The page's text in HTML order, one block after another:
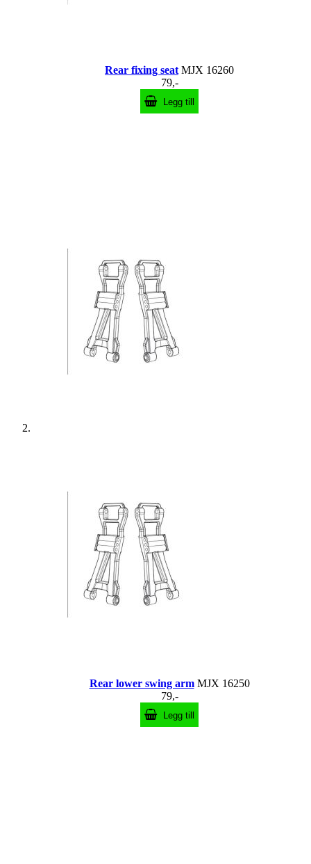
Rear fixing seat MJX 16260
79,-
Legg till
Rear lower swing arm MJX 16250
79,-
Legg till